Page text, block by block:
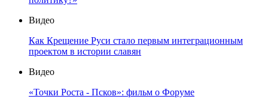
Видео
Как Крещение Руси стало первым интеграционным
проектом в истории славян
Видео
«Точки Роста - Псков»: фильм о Форуме